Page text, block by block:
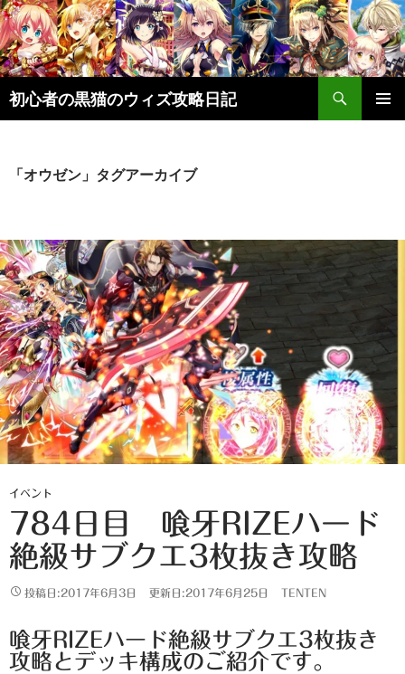
初心者の黒猫のウィズ攻略日記
検
索
ン
キ
ッ
プ
「オウゼン」タグアーカイブ
イベント
784日目 喰牙RIZEハード
絶級サブクエ3枚抜き攻略
投稿日:2017年6月3日 更新日:2017年6月25日 TENTEN
喰牙RIZEハード絶級サブクエ3枚抜き
攻略とデッキ構成のご紹介です。